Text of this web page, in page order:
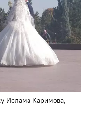
Ислама Каримова,